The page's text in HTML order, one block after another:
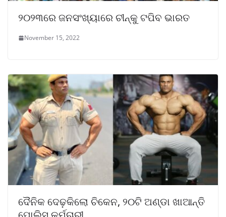
୨୦୨୩ରେ ଜନସଂଖ୍ୟାରେ ଚୀନ୍‌କୁ ଟପିବ ଭାରତ
November 15, 2022
ଦୈନିକ ଦେଢ଼କିଲୋ ଚିକେନ, ୨୦ଟି ଅଣ୍ଡା ଖାଆନ୍ତି